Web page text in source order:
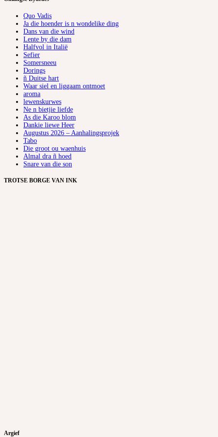
Quo Vadis
Ja die hoender is n wondelike ding
Dans van die wind
Lente by die dam
Halfvol in Italië
Sefier
Somersneeu
Dorings
ñ Duitse hart
Waar siel en liggaam ontmoet
aroma
lewenskurwes
Ne n bietjie liefde
As die Karoo blom
Dankie liewe Heer
Augustus 2026 – Aanhalingsprojek
Tabo
Die groot ou waenhuis
Almal dra ñ hoed
Snare van die son
TROTSE BORGE VAN INK
Argief